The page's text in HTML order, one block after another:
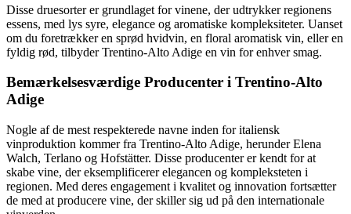
Disse druesorter er grundlaget for vinene, der udtrykker regionens
essens, med lys syre, elegance og aromatiske kompleksiteter. Uanset
om du foretrækker en sprød hvidvin, en floral aromatisk vin, eller en
fyldig rød, tilbyder Trentino-Alto Adige en vin for enhver smag.
Bemærkelsesværdige Producenter i Trentino-Alto
Adige
Nogle af de mest respekterede navne inden for italiensk
vinproduktion kommer fra Trentino-Alto Adige, herunder Elena
Walch, Terlano og Hofstätter. Disse producenter er kendt for at
skabe vine, der eksemplificerer elegancen og kompleksteten i
regionen. Med deres engagement i kvalitet og innovation fortsætter
de med at producere vine, der skiller sig ud på den internationale